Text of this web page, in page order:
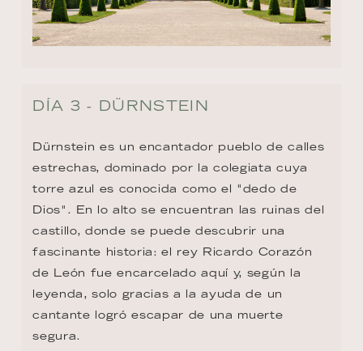
DÍA 3 - DÜRNSTEIN
Dürnstein es un encantador pueblo de calles
estrechas, dominado por la colegiata cuya
torre azul es conocida como el "dedo de
Dios". En lo alto se encuentran las ruinas del
castillo, donde se puede descubrir una
fascinante historia: el rey Ricardo Corazón
de León fue encarcelado aquí y, según la
leyenda, solo gracias a la ayuda de un
cantante logró escapar de una muerte
segura.